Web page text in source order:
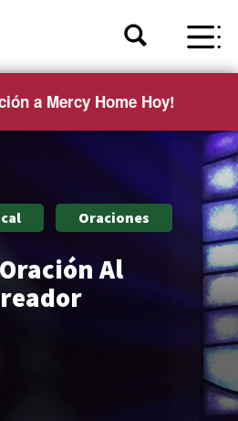
a Mercy Home Hoy!
Oraciones
Al